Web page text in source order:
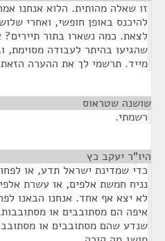
זו שאלה מהותית. הלוא אנחנו
להיכנס באופן חופשי, ואחרי
לצאת. כמה נשארו בתור
שהגיעו בהיתר לעבודה מסוימת,
מייד. תרשמי לך את ההערה
שושנה שטראוס
רשמתי.
היו"ר יעקב כץ
כדי שמדינת ישראל תדע, או
נניח חמשת אלפים, או עשרת
לא יצא אף אחד. אנחנו הבאנו
איפה הם מסתובבים או
שנדע שהם מסתובבים או